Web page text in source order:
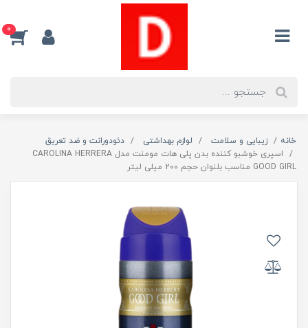
0
خانه زیبایی و سلامت لوازم بهداشتی
دئودورانت و ضد تعریق
اسپری خوشبو کننده بدن پلی هات مومنت مدل CAROLINA HERRERA
GOOD GIRL مناسب بلنوان حجم 200 میلی لیتر